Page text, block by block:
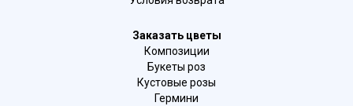
Заказать цветы
Композиции
Букеты роз
Кустовые розы
Гермини